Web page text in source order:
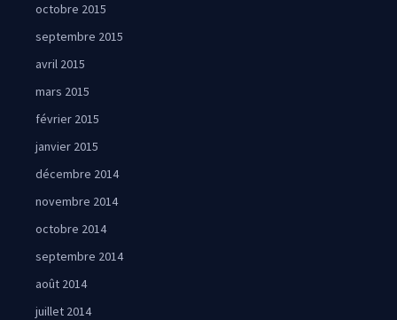
octobre 2015
septembre 2015
avril 2015
mars 2015
février 2015
janvier 2015
décembre 2014
novembre 2014
octobre 2014
septembre 2014
août 2014
juillet 2014